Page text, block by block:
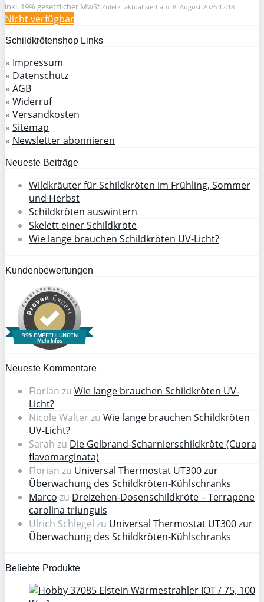
inkl. 19% gesetzlicher MwSt.Zuletzt aktualisiert am: 8. August 2026 12:18
Nicht verfügbar
Schildkrötenshop Links
» Impressum
» Datenschutz
» AGB
» Widerruf
» Versandkosten
» Sitemap
» Newsletter abonnieren
Neueste Beiträge
Wildkräuter für Schildkröten im Frühling, Sommer
und Herbst
Schildkröten auswintern
Skelett einer Schildkröte
Wie lange brauchen Schildkröten UV-Licht?
Kundenbewertungen
99% EMPFEHLUNGEN
Mehr Infos
Neueste Kommentare
Florian zu Wie lange brauchen Schildkröten UV-
Licht?
Nicole Walter zu Wie lange brauchen Schildkröten
UV-Licht?
Sarah zu Die Gelbrand-Scharnierschildkröte (Cuora
flavomarginata)
Florian zu Universal Thermostat UT300 zur
Überwachung des Schildkröten-Kühlschranks
Marco zu Dreizehen-Dosenschildkröte – Terrapene
carolina triunguis
Ulrich Schlegel zu Universal Thermostat UT300 zur
Überwachung des Schildkröten-Kühlschranks
Beliebte Produkte